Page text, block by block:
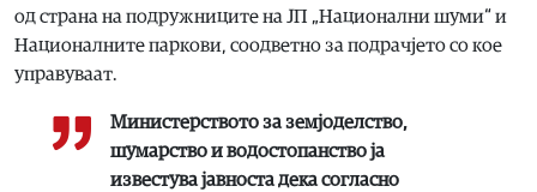
од страна на подружниците на ЈП „Национални шуми“ и
Националните паркови, соодветно за подрачјето со кое
управуваат.
Министерството за земјоделство,
шумарство и водостопанство ја
известува јавноста дека согласно